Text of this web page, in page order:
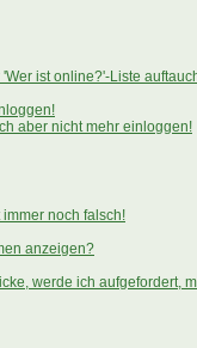
ist online?'-Liste
aber nicht mehr einloggen!
noch falsch!
anzeigen?
werde ich aufgefordert,